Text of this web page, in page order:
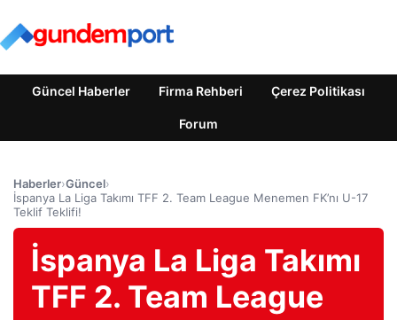
Güncel Haberler Firma Rehberi Çerez Politikası
Forum
Haberler›Güncel›
İspanya La Liga Takımı TFF 2. Team League Menemen FK’nı U-17
Teklif Teklifi!
İspanya La Liga Takımı
TFF 2. Team League